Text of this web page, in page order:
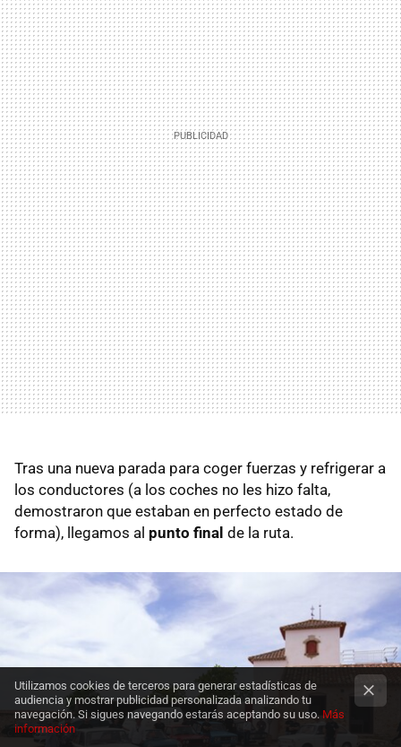
Tras una nueva parada para coger fuerzas y refrigerar a
los conductores (a los coches no les hizo falta,
demostraron que estaban en perfecto estado de
forma), llegamos al punto final de la ruta.
Utilizamos cookies de terceros para generar estadísticas de
audiencia y mostrar publicidad personalizada analizando tu
navegación. Si sigues navegando estarás aceptando su uso. Más
información